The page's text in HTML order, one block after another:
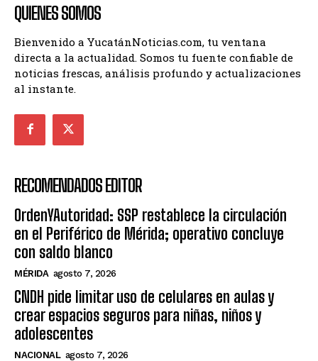
QUIENES SOMOS
Bienvenido a YucatánNoticias.com, tu ventana
directa a la actualidad. Somos tu fuente confiable de
noticias frescas, análisis profundo y actualizaciones
al instante.
RECOMENDADOS EDITOR
OrdenYAutoridad: SSP restablece la circulación
en el Periférico de Mérida; operativo concluye
con saldo blanco
MÉRIDA agosto 7, 2026
CNDH pide limitar uso de celulares en aulas y
crear espacios seguros para niñas, niños y
adolescentes
NACIONAL agosto 7, 2026